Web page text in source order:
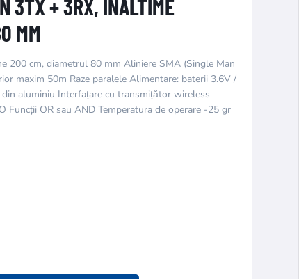
3TX + 3RX, INALTIME
MM
200 cm, diametrul 80 mm Aliniere SMA (Single Man
maxim 50m Raze paralele Alimentare: baterii 3.6V /
aluminiu Interfațare cu transmițător wireless
Funcții OR sau AND Temperatura de operare -25 gr